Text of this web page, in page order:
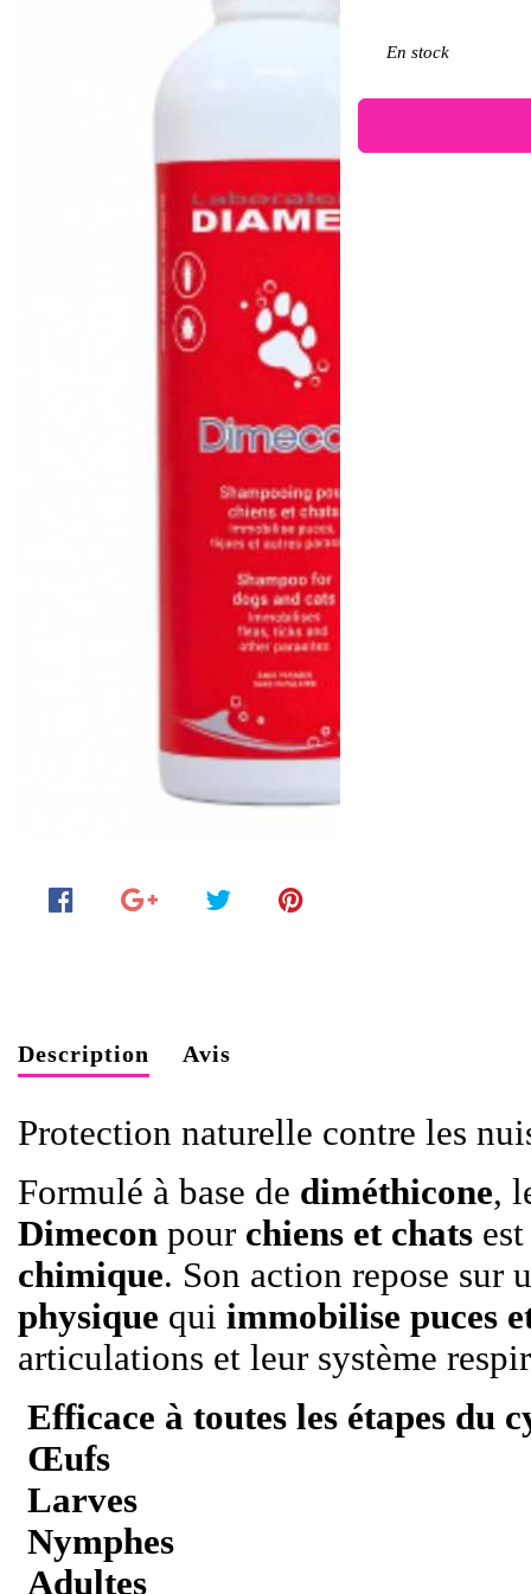
En stock
Description Avis
Protection naturelle contre les
Formulé à base de diméthicone,
Dimecon pour chiens et chats
chimique. Son action repose sur
physique qui immobilise puces
articulations et leur système
Efficace à toutes les étapes du
Œufs
Larves
Nymphes
Adultes